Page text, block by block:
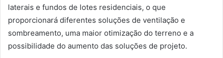
laterais e fundos de lotes residenciais, o que
proporcionará diferentes soluções de ventilação e
sombreamento, uma maior otimização do terreno e a
possibilidade do aumento das soluções de projeto.